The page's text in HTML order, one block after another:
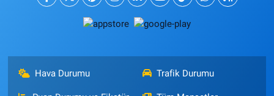
Hava Durumu Trafik Durumu